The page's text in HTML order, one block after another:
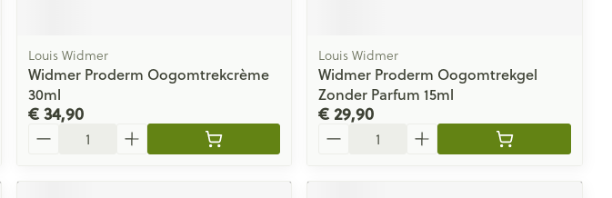
Louis Widmer
Widmer Proderm Oogomtrekcrème
30ml
€ 34,90
Louis Widmer
Widmer Proderm Oogomtrekgel
Zonder Parfum 15ml
€ 29,90